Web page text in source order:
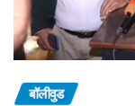
बॉलीवुड